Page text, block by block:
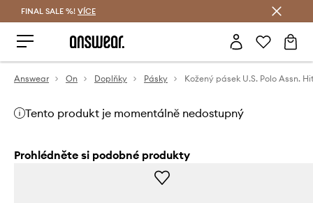
FINAL SALE %! VÍCE
Answear On Doplňky Pásky
Tento produkt je momentálně nedostupný
Prohlédněte si podobné produkty